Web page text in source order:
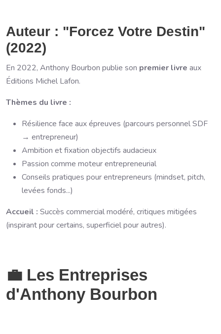
Auteur : "Forcez Votre Destin"
(2022)
En 2022, Anthony Bourbon publie son premier livre aux
Éditions Michel Lafon.
Thèmes du livre :
Résilience face aux épreuves (parcours personnel SDF
→ entrepreneur)
Ambition et fixation objectifs audacieux
Passion comme moteur entrepreneurial
Conseils pratiques pour entrepreneurs (mindset, pitch,
levées fonds...)
Accueil : Succès commercial modéré, critiques mitigées
(inspirant pour certains, superficiel pour autres).
💼 Les Entreprises
d'Anthony Bourbon